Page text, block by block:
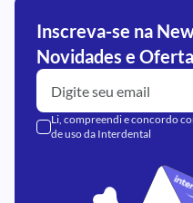
Inscreva-se na
Novidades e
Li, compreendi e concordo
de usoda Interdental